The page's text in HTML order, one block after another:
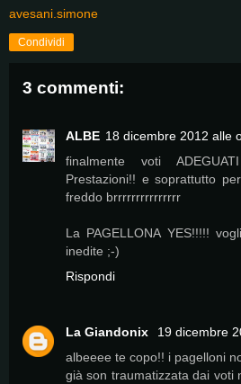
avesani.simone
Condividi
3 commenti:
ALBE 18 dicembre 2012 alle
finalmente voti
Prestazioni!! e soprattutto
freddo brrrrrrrrrrrrrrr
La PAGELLONA YES!!!!!
inedite ;-)
Rispondi
La Giandonix
19 dicembre
albeeee te copo!! i pagelloni
già son traumatizzata dai voti